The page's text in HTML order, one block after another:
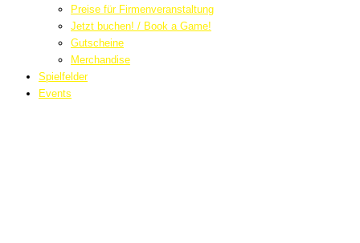
Preise für Firmenveranstaltung
Jetzt buchen! / Book a Game!
Gutscheine
Merchandise
Spielfelder
Events